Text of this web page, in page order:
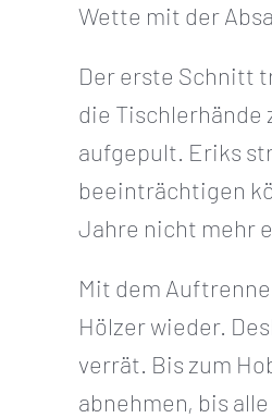
Wette mit der
Der erste Schnitt
die Tischlerhände
aufgepult. Eriks
beeinträchtigen
Jahre nicht mehr
Mit dem
Hölzer wieder.
verrät. Bis zum
abnehmen, bis